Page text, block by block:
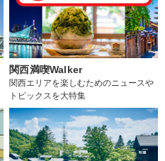
関西満喫Walker
関西エリアを楽しむためのニュースや
トピックスを大特集